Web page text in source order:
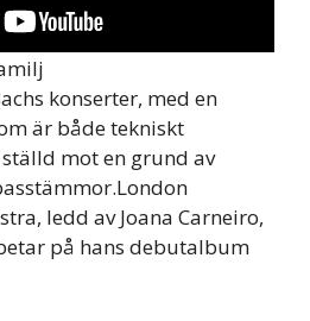
konserter, med en
är både tekniskt
mot en grund av
ledd av Joana Carneiro,
på hans debutalbum